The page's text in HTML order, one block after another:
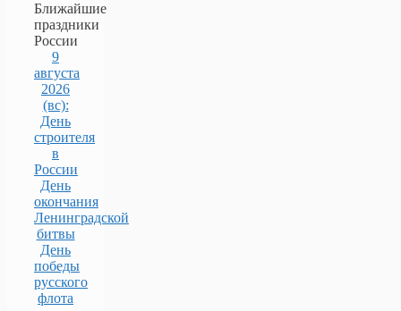
Ближайшие
праздники
России
9
августа
2026
(вс):
День
строителя
в
России
День
окончания
Ленинградской
битвы
День
победы
русского
флота